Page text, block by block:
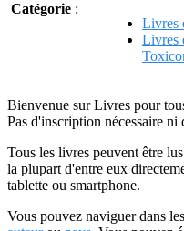
Catégorie :
Livres
Livres
Bienvenue sur Livres pour
Pas d'inscription nécessaire
Tous les livres peuvent être
la plupart d'entre eux
tablette ou smartphone.
Vous pouvez naviguer dans les